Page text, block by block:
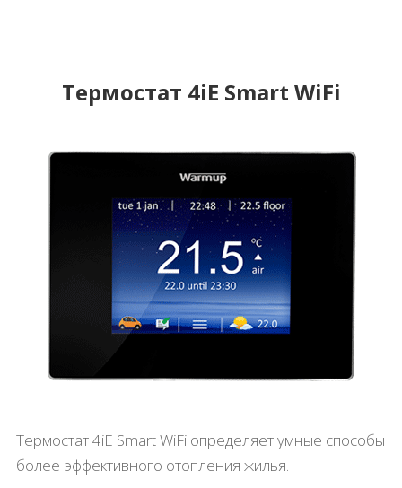
Термостат 4iE Smart WiFi
Термостат 4iE Smart WiFi определяет умные способы
более эффективного отопления жилья.